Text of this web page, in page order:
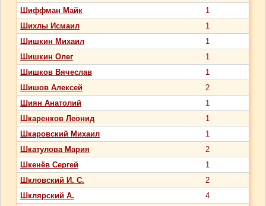
Шиффман Майк
1
Шихлы Исмаил
1
Шишкин Михаил
1
Шишкин Олег
1
Шишков Вячеслав
1
Шишов Алексей
2
Шиян Анатолий
1
Шкаренков Леонид
1
Шкаровский Михаил
1
Шкатулова Мария
2
Шкенёв Сергей
1
Шкловский И. С.
2
Шклярский А.
4